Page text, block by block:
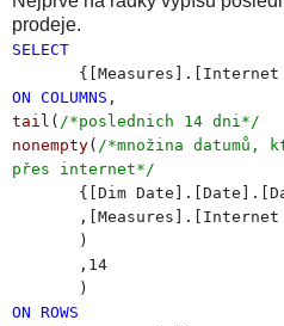
prodeje.
SELECT
{[Measures].[Internet
ON COLUMNS ,
tail ( /*poslednich 14 dni*/
nonempty( /*množina datumů,
přes internet*/
{[Dim
,[Measures].[Internet
)
,14
)
ON ROWS